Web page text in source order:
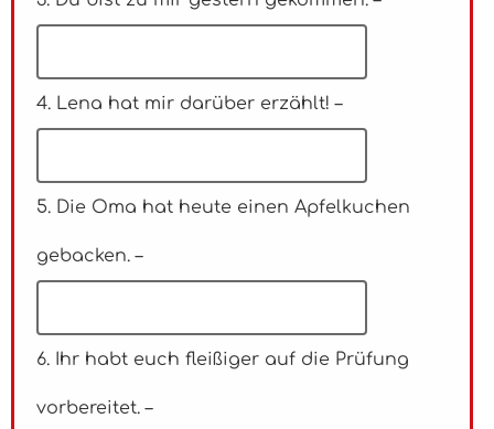
4. Lena hat mir darüber erzählt! –
5. Die Oma hat heute einen Apfelkuchen
gebacken. –
6. Ihr habt euch fleißiger auf die Prüfung
vorbereitet. –